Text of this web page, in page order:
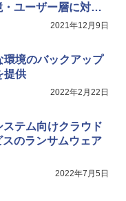
ユーザー層に対応
ソリューションを提
2021年12月9日
環境のバックアップ
提供
2022年2月22日
テム向けクラウド
のランサムウェア
2022年7月5日